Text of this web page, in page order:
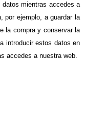
mientras accedes a
por ejemplo, a guardar la
la compra y conservar la
introducir estos datos en
accedes a nuestra web.